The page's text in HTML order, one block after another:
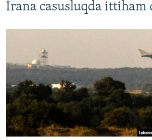
İrana casusluqda ittiham